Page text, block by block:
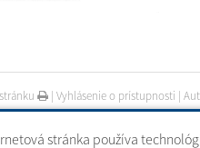
stránka používa
| Vyhlásenie o prístupnosti |
ECHELON 2 |web portál|